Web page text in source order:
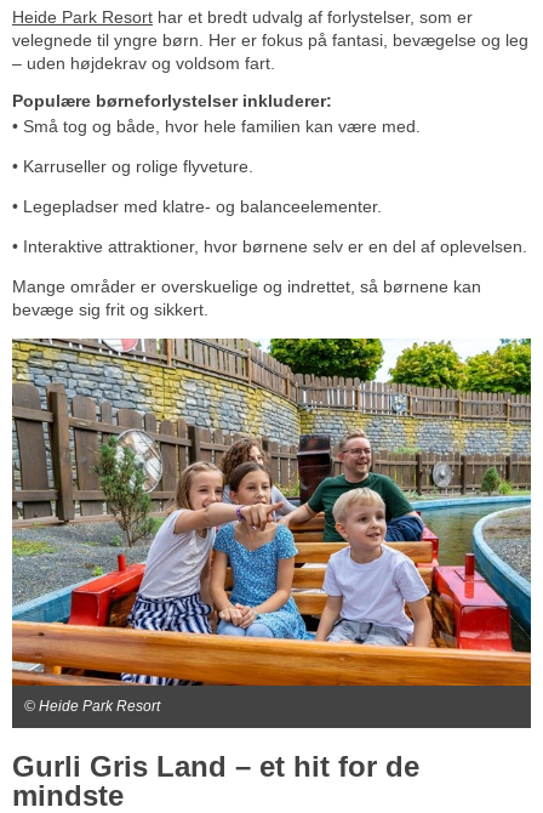
Heide Park Resort har et bredt udvalg af forlystelser, som er
velegnede til yngre børn. Her er fokus på fantasi, bevægelse og leg
– uden højdekrav og voldsom fart.
Populære børneforlystelser inkluderer:
• Små tog og både, hvor hele familien kan være med.
• Karruseller og rolige flyveture.
• Legepladser med klatre- og balanceelementer.
• Interaktive attraktioner, hvor børnene selv er en del af oplevelsen.
Mange områder er overskuelige og indrettet, så børnene kan
bevæge sig frit og sikkert.
© Heide Park Resort
Gurli Gris Land – et hit for de
mindste